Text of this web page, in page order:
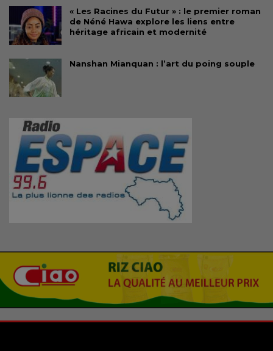
« Les Racines du Futur » : le premier roman
de Néné Hawa explore les liens entre
héritage africain et modernité
Nanshan Mianquan : l’art du poing souple